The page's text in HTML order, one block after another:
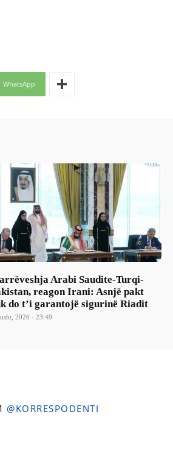
WhatsApp
Arabi Saudite-Turqi-
reagon Irani: Asnjë pakt
do t’i garantojë sigurinë Riadit
2026 - 23:49
@KORRESPODENTI